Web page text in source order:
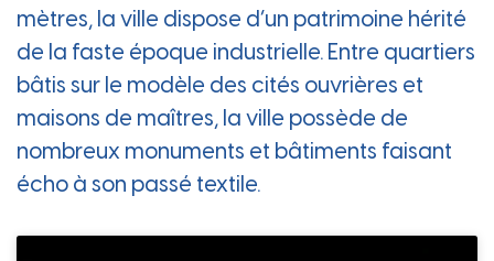
mètres, la ville dispose d’un patrimoine hérité
de la faste époque industrielle. Entre quartiers
bâtis sur le modèle des cités ouvrières et
maisons de maîtres, la ville possède de
nombreux monuments et bâtiments faisant
écho à son passé textile.